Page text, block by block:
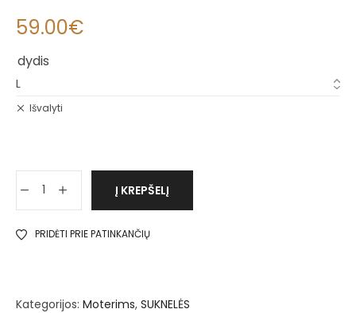
59.00€
dydis
Išvalyti
Į KREPŠELĮ
PRIDĖTI PRIE PATINKANČIŲ
Kategorijos: Moterims, SUKNELĖS